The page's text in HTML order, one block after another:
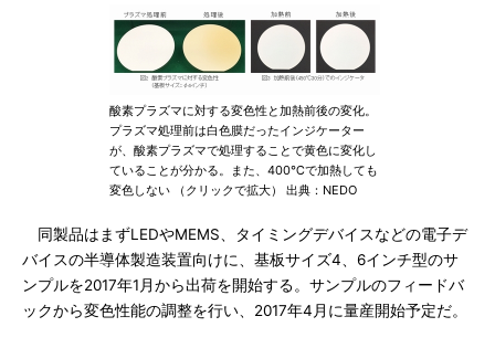
酸素プラズマに対する変色性と加熱前後の変化。
プラズマ処理前は白色膜だったインジケーター
が、酸素プラズマで処理することで黄色に変化し
ていることが分かる。また、400℃で加熱しても
変色しない （クリックで拡大） 出典：NEDO
同製品はまずLEDやMEMS、タイミングデバイスなどの電子デ
バイスの半導体製造装置向けに、基板サイズ4、6インチ型のサ
ンプルを2017年1月から出荷を開始する。サンプルのフィードバ
ックから変色性能の調整を行い、2017年4月に量産開始予定だ。